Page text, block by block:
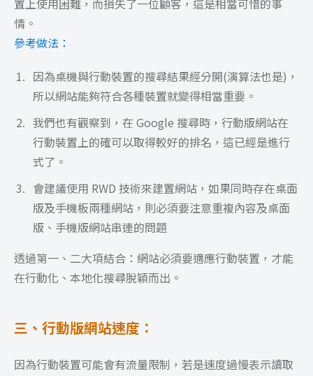
置上使用困難，而損失了一位顧客，這是相當可惜的事
情。
參考做法：
因為桌機與行動裝置的搜尋結果經分開(演算法也是)，
所以網站能夠符合各種裝置就變得相當重要。
我們也有觀察到，在 Google 搜尋時，行動版網站在
行動裝置上的確可以取得較好的排名，這已經是進行
式了。
會建議使用 RWD 技術來建置網站，如果同時存在桌面
版及手機板兩種網站，則必須要注意重複內容及桌面
版、手機版網站串連的問題
透過第一、二大項結合：網站必須要適應行動裝置，才能
在行動化、本地化搜尋脫穎而出。
三、行動版網站速度：
因為行動裝置可能會有流量限制，若是速度過慢表示讀取